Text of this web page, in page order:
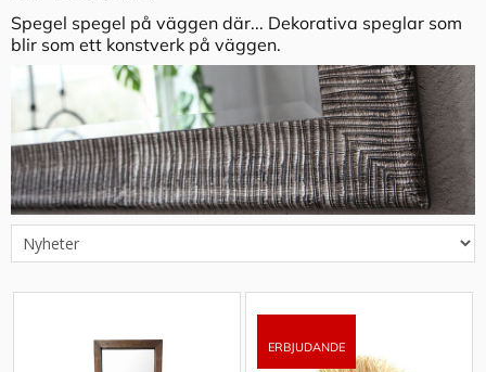
Spegel spegel på väggen där... Dekorativa speglar som
blir som ett konstverk på väggen.